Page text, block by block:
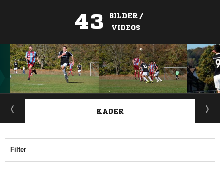
43
BILDER /
VIDEOS
ANZEIGE
KADER
Filter